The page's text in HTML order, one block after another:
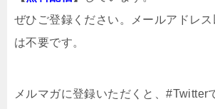
ぜひご登録ください。メールアドレ
は不要です。
メルマガに登録いただくと、#Twitter